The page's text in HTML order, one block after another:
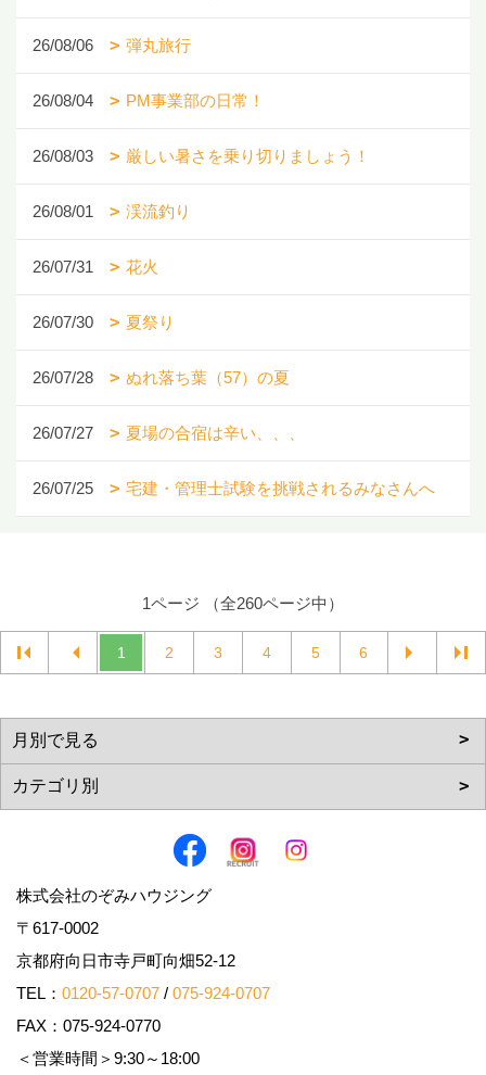
26/08/06 弾丸旅行
26/08/04 PM事業部の日常！
26/08/03 厳しい暑さを乗り切りましょう！
26/08/01 渓流釣り
26/07/31 花火
26/07/30 夏祭り
26/07/28 ぬれ落ち葉（57）の夏
26/07/27 夏場の合宿は辛い、、、
26/07/25 宅建・管理士試験を挑戦されるみなさんへ
1ページ （全260ページ中）
1 2 3 4 5 6
株式会社のぞみハウジング
〒617-0002
京都府向日市寺戸町向畑52-12
TEL： 0120-57-0707 / 075-924-0707
FAX：075-924-0770
＜営業時間＞9:30～18:00